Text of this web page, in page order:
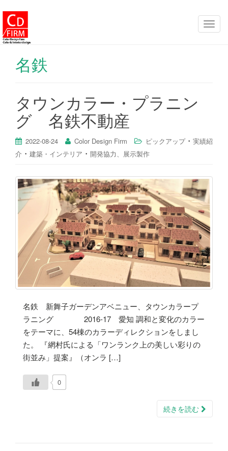
ナ
り
名鉄
タウンカラー・プラニン
グ 名鉄不動産
2022-08-24 Color Design Firm ピックアップ・ 実績紹
介 ・ 建築・インテリア ・ 開発協力、展示製作
名鉄 新舞子ガーデンアベニュー、タウンカラープ
ラニング 2016-17 愛知 調和と変化のカラー
をテーマに、54棟のカラーディレクションをしまし
た。 『網村氏による「ワンランク上の美しい彩りの
街並み」提案』（オンラ […]
0
続きを読む